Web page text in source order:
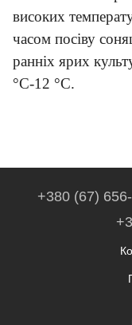
високих
часом посіву
ранніх ярих
°С-12 °С.
+380 (67)